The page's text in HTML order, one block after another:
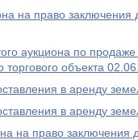
на право заключения
аукциона по
объекта
в аренду
в аренду
на право заключения